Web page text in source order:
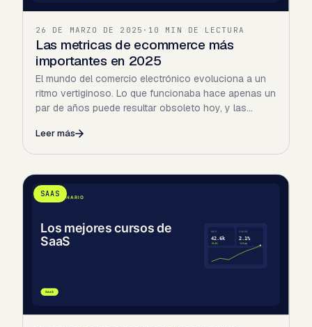
26 DE MARZO DE 2025 · 10 MIN DE LECTURA
Las metricas de ecommerce más
importantes en 2025
El mundo del comercio electrónico evoluciona a un
ritmo vertiginoso. Lo que funcionaba hace apenas un
par de años puede resultar obsoleto hoy, y las
Leer más
SAAS